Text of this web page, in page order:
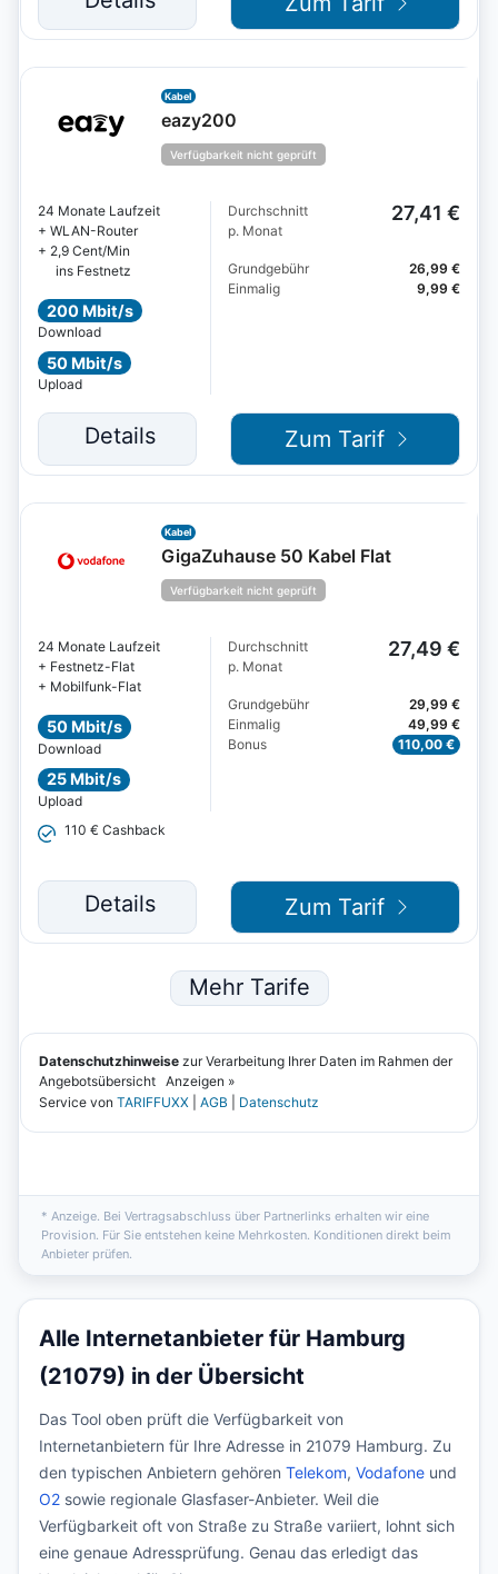
* Anzeige. Bei Vertragsabschluss über Partnerlinks erhalten wir eine
Provision. Für Sie entstehen keine Mehrkosten. Konditionen direkt beim
Anbieter prüfen.
Alle Internetanbieter für Hamburg
(21079) in der Übersicht
Das Tool oben prüft die Verfügbarkeit von
Internetanbietern für Ihre Adresse in 21079 Hamburg. Zu
den typischen Anbietern gehören Telekom, Vodafone und
O2 sowie regionale Glasfaser-Anbieter. Weil die
Verfügbarkeit oft von Straße zu Straße variiert, lohnt sich
eine genaue Adressprüfung. Genau das erledigt das